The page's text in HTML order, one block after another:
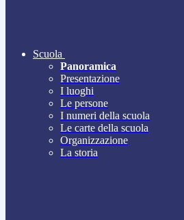
Scuola
Panoramica
Presentazione
I luoghi
Le persone
I numeri della scuola
Le carte della scuola
Organizzazione
La storia